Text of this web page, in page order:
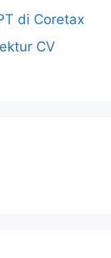
di Coretax
CV